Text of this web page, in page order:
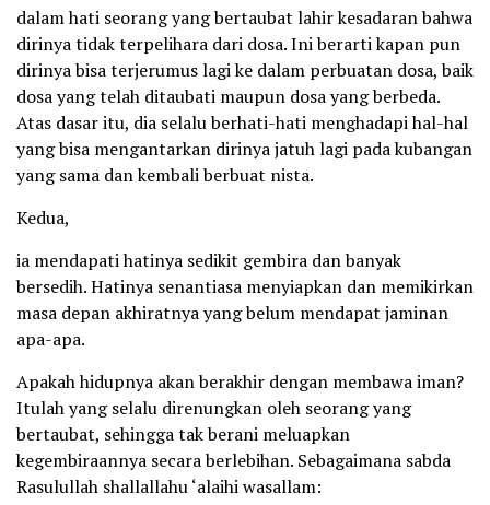
dalam hati seorang yang bertaubat lahir kesadaran bahwa
dirinya tidak terpelihara dari dosa. Ini berarti kapan pun
dirinya bisa terjerumus lagi ke dalam perbuatan dosa, baik
dosa yang telah ditaubati maupun dosa yang berbeda.
Atas dasar itu, dia selalu berhati-hati menghadapi hal-hal
yang bisa mengantarkan dirinya jatuh lagi pada kubangan
yang sama dan kembali berbuat nista.
Kedua,
ia mendapati hatinya sedikit gembira dan banyak
bersedih. Hatinya senantiasa menyiapkan dan memikirkan
masa depan akhiratnya yang belum mendapat jaminan
apa-apa.
Apakah hidupnya akan berakhir dengan membawa iman?
Itulah yang selalu direnungkan oleh seorang yang
bertaubat, sehingga tak berani meluapkan
kegembiraannya secara berlebihan. Sebagaimana sabda
Rasulullah shallallahu ‘alaihi wasallam: